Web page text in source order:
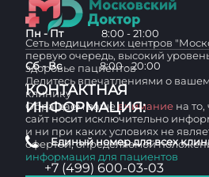
Пн - Пт 8:00 - 21:00
Сб - Вс 8:00 - 20:00
КОНТАКТНАЯ
ИНФОРМАЦИЯ:
Единый номер для всех
+7 (499) 600-03-03
Сеть медицинских центров
первую очередь, высокий
здоровье пациентов
Делитесь впечатлениями о
клинику
Обращаем вашевнимание на
сайт носит исключительно
и ни при каких условиях не
офертой, определяемой
информация для пациентов